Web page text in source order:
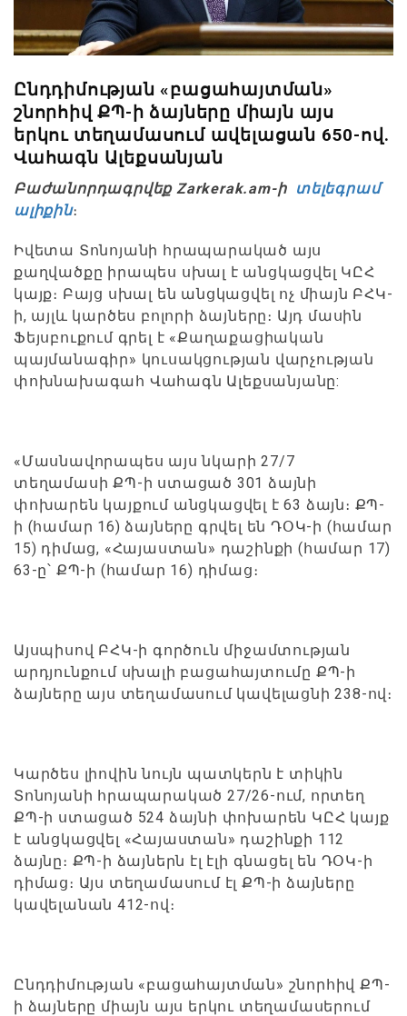
Ընդդիմության «բացահայտման»
շնորհիվ ՔՊ-ի ձայները միայն այս
երկու տեղամասում ավելացան 650-ով.
Վահագն Ալեքսանյան
Բաժանորդագրվեք Zarkerak.am-ի տելեգրամ
ալիքին։
Իվետա Տոնոյանի հրապարակած այս
քաղվածքը իրապես սխալ է անցկացվել ԿԸՀ
կայք։ Բայց սխալ են անցկացվել ոչ միայն ԲՀԿ-
ի, այլև կարծես բոլորի ձայները։ Այդ մասին
Ֆեյսբուքում գրել է «Քաղաքացիական
պայմանագիր» կուսակցության վարչության
փոխնախագահ Վահագն Ալեքսանյանը:
«Մասնավորապես այս նկարի 27/7
տեղամասի ՔՊ-ի ստացած 301 ձայնի
փոխարեն կայքում անցկացվել է 63 ձայն։ ՔՊ-
ի (համար 16) ձայները գրվել են ԴՕԿ-ի (համար
15) դիմաց, «Հայաստան» դաշինքի (համար 17)
63-ը՝ ՔՊ-ի (համար 16) դիմաց։
Այսպիսով ԲՀԿ-ի գործուն միջամտության
արդյունքում սխալի բացահայտումը ՔՊ-ի
ձայները այս տեղամասում կավելացնի 238-ով։
Կարծես լիովին նույն պատկերն է տիկին
Տոնոյանի հրապարակած 27/26-ում, որտեղ
ՔՊ-ի ստացած 524 ձայնի փոխարեն ԿԸՀ կայք
է անցկացվել «Հայաստան» դաշինքի 112
ձայնը։ ՔՊ-ի ձայներն էլ էլի գնացել են ԴՕԿ-ի
դիմաց։ Այս տեղամասում էլ ՔՊ-ի ձայները
կավելանան 412-ով։
Ընդդիմության «բացահայտման» շնորհիվ ՔՊ-
ի ձայները միայն այս երկու տեղամասերում